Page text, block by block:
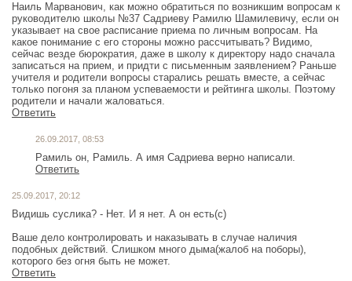
Наиль Марванович, как можно обратиться по возникшим вопросам к
руководителю школы №37 Садриеву Рамилю Шамилевичу, если он
указывает на свое расписание приема по личным вопросам. На
какое понимание с его стороны можно рассчитывать? Видимо,
сейчас везде бюрократия, даже в школу к директору надо сначала
записаться на прием, и придти с письменным заявлением? Раньше
учителя и родители вопросы старались решать вместе, а сейчас
только погоня за планом успеваемости и рейтинга школы. Поэтому
родители и начали жаловаться.
Ответить
26.09.2017, 08:53
Рамиль он, Рамиль. А имя Садриева верно написали.
Ответить
25.09.2017, 20:12
Видишь суслика? - Нет. И я нет. А он есть(с)
Ваше дело контролировать и наказывать в случае наличия
подобных действий. Слишком много дыма(жалоб на поборы),
которого без огня быть не может.
Ответить